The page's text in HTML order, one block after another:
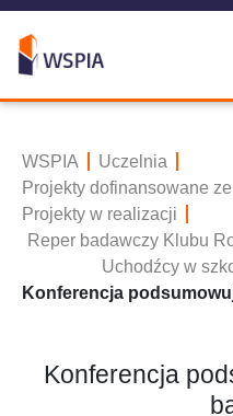
WSPIA
Uczelnia
Projekty dofinansowane
Projekty w realizacji
Reper badawczy Klubu
Uchodźcy w
Konferencja
Konferencja